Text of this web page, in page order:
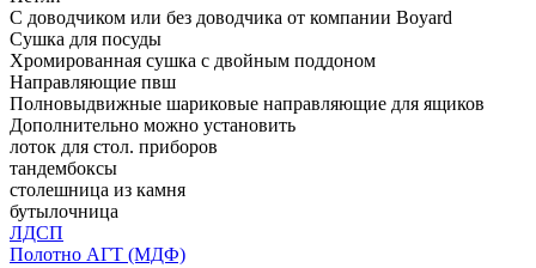
С доводчиком или без доводчика от компании Boyard
Сушка для посуды
Хромированная сушка с двойным поддоном
Направляющие пвш
Полновыдвижные шариковые направляющие для ящиков
Дополнительно можно установить
лоток для стол. приборов
тандембоксы
столешница из камня
бутылочница
ЛДСП
Полотно АГТ (МДФ)